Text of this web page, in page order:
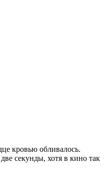
кровью обливалось.
секунды, хотя в кино так